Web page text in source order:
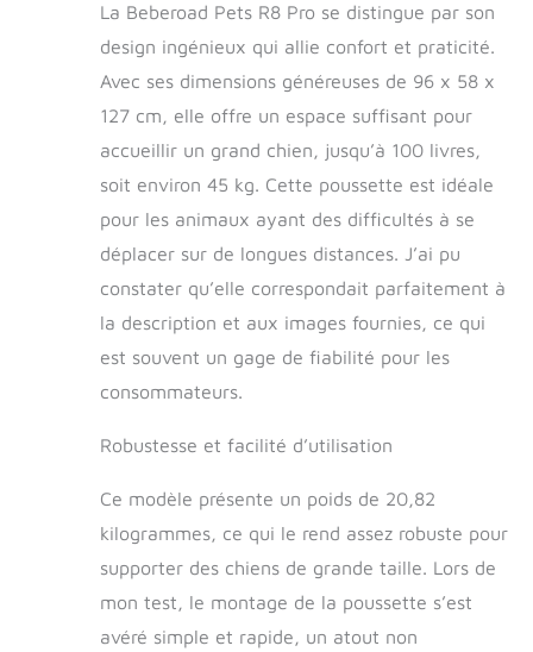
grande, y compris
les chiens
chiens disables, les
chiens âgés, les
chiens
surdimensionnés et
les chiens de grande
taille. [Bouton
poussette pour
animaux de
compagnie dispose
convivial à un
le transport ou le
Fonction de
remorque de vélo
polyvalente :
transformez cette
poussette en
remorque de vélo et
profitez de vos
La Beberoad Pets R8 Pro se distingue par son
design ingénieux qui allie confort et praticité.
Avec ses dimensions généreuses de 96 x 58 x
127 cm, elle offre un espace suffisant pour
accueillir un grand chien, jusqu’à 100 livres,
soit environ 45 kg. Cette poussette est idéale
pour les animaux ayant des difficultés à se
déplacer sur de longues distances. J’ai pu
constater qu’elle correspondait parfaitement à
la description et aux images fournies, ce qui
est souvent un gage de fiabilité pour les
consommateurs.
Robustesse et facilité d’utilisation
Ce modèle présente un poids de 20,82
kilogrammes, ce qui le rend assez robuste pour
supporter des chiens de grande taille. Lors de
mon test, le montage de la poussette s’est
avéré simple et rapide, un atout non